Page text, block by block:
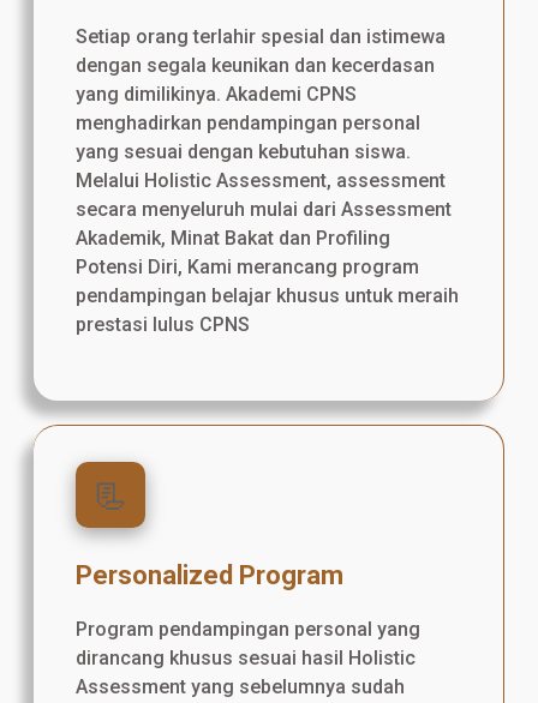
Setiap orang terlahir spesial dan istimewa
dengan segala keunikan dan kecerdasan
yang dimilikinya. Akademi CPNS
menghadirkan pendampingan personal
yang sesuai dengan kebutuhan siswa.
Melalui Holistic Assessment, assessment
secara menyeluruh mulai dari Assessment
Akademik, Minat Bakat dan Profiling
Potensi Diri, Kami merancang program
pendampingan belajar khusus untuk meraih
prestasi lulus CPNS
📃
Personalized Program
Program pendampingan personal yang
dirancang khusus sesuai hasil Holistic
Assessment yang sebelumnya sudah